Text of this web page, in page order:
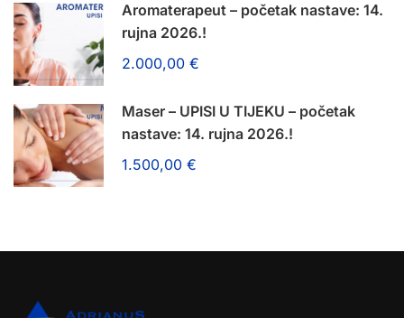
Aromaterapeut – početak nastave: 14.
rujna 2026.!
2.000,00 €
Maser – UPISI U TIJEKU – početak
nastave: 14. rujna 2026.!
1.500,00 €